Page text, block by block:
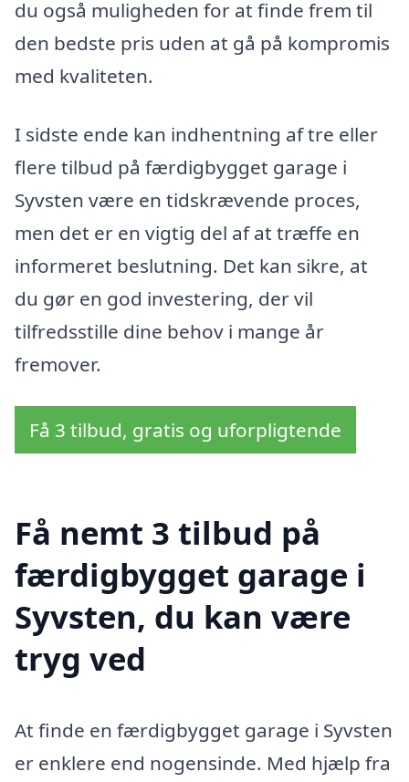
du også muligheden for at finde frem til
den bedste pris uden at gå på kompromis
med kvaliteten.
I sidste ende kan indhentning af tre eller
flere tilbud på færdigbygget garage i
Syvsten være en tidskrævende proces,
men det er en vigtig del af at træffe en
informeret beslutning. Det kan sikre, at
du gør en god investering, der vil
tilfredsstille dine behov i mange år
fremover.
Få 3 tilbud, gratis og uforpligtende
Få nemt 3 tilbud på
færdigbygget garage i
Syvsten, du kan være
tryg ved
At finde en færdigbygget garage i Syvsten
er enklere end nogensinde. Med hjælp fra